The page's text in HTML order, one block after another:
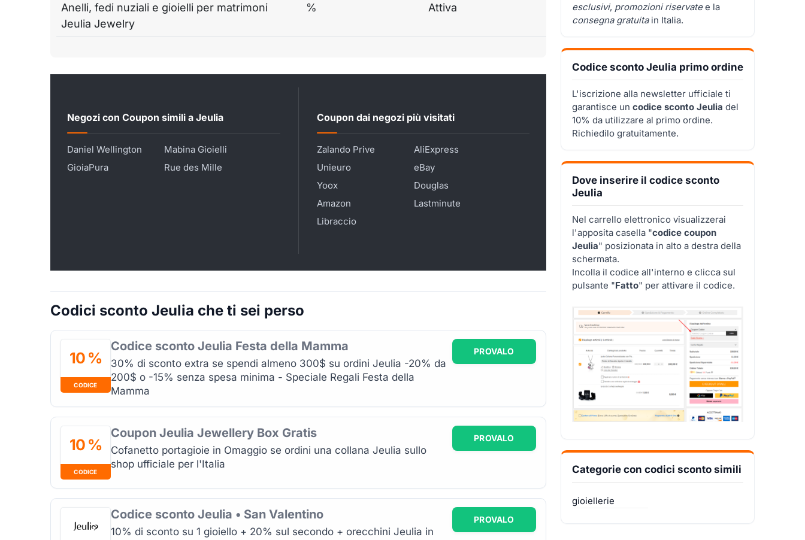
Anelli, fedi nuziali e gioielli per matrimoni
Jeulia Jewelry
% Attiva
Negozi con Coupon simili a Jeulia
Daniel Wellington
Mabina Gioielli
GioiaPura
Rue des Mille
Coupon dai negozi più visitati
Zalando Prive
AliExpress
Unieuro
eBay
Yoox
Douglas
Amazon
Lastminute
Libraccio
Codici sconto Jeulia che ti sei perso
10 %
CODICE
Codice sconto Jeulia Festa della Mamma
30% di sconto extra se spendi almeno 300$ su ordini Jeulia -20% da
200$ o -15% senza spesa minima - Speciale Regali Festa della
Mamma
PROVALO
10 %
CODICE
Coupon Jeulia Jewellery Box Gratis
Cofanetto portagioie in Omaggio se ordini una collana Jeulia sullo
shop ufficiale per l'Italia
PROVALO
Codice sconto Jeulia • San Valentino
10% di sconto su 1 gioiello + 20% sul secondo + orecchini Jeulia in
PROVALO
esclusivi, promozioni riservatee la
consegna gratuitain Italia.
Codice sconto Jeulia primo ordine
L'iscrizione alla newsletter ufficiale ti
garantisce un codice sconto Jeulia del
10% da utilizzare al primo ordine.
Richiedilo gratuitamente.
Dove inserire il codice sconto
Jeulia
Nel carrello elettronico visualizzerai
l'apposita casella "codice coupon
Jeulia" posizionata in alto a destra della
schermata.
Incolla il codice all'interno e clicca sul
pulsante "Fatto" per attivare il codice.
Categorie con codici sconto simili
gioiellerie